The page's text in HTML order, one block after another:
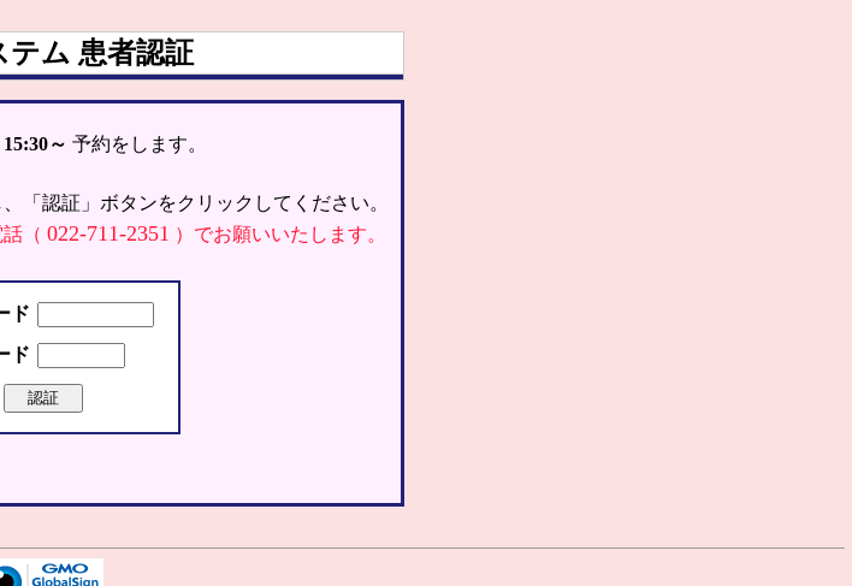
ム 患者認証
15:30～ 予約をします。
「認証」ボタンをクリックしてください。
（ 022-711-2351 ）でお願いいたします。
ド
ド